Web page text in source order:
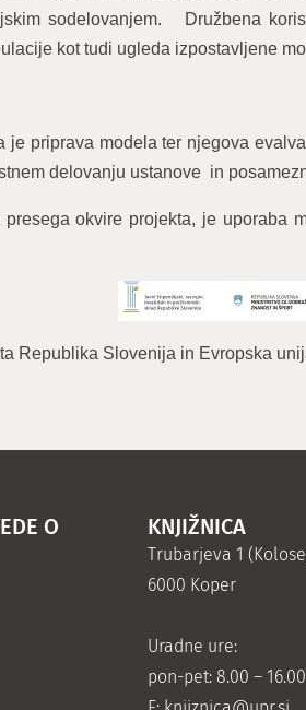
sodelovanjem. Družbena
kot tudi ugleda izpostavljene
je priprava modela ter njegova
delovanju ustanove in
okvire projekta, je uporaba
Republika Slovenija in Evropska
O
KNJIŽNICA
Trubarjeva 1
6000 Koper
Uradne ure:
pon-pet: 8.00 – 16.00